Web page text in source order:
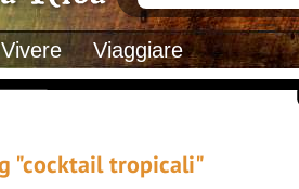
Vivere Viaggiare
"cocktail tropicali"